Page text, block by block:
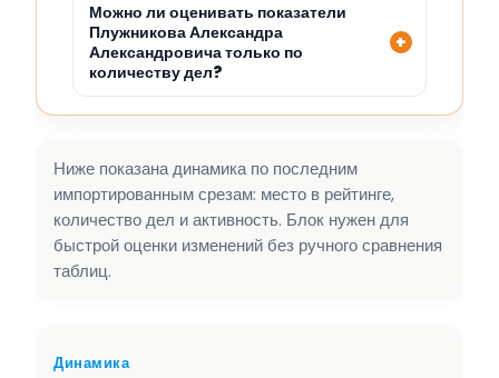
Можно ли оценивать показатели
Плужникова Александра
Александровича только по
количеству дел?
Ниже показана динамика по последним
импортированным срезам: место в рейтинге,
количество дел и активность. Блок нужен для
быстрой оценки изменений без ручного сравнения
таблиц.
Динамика